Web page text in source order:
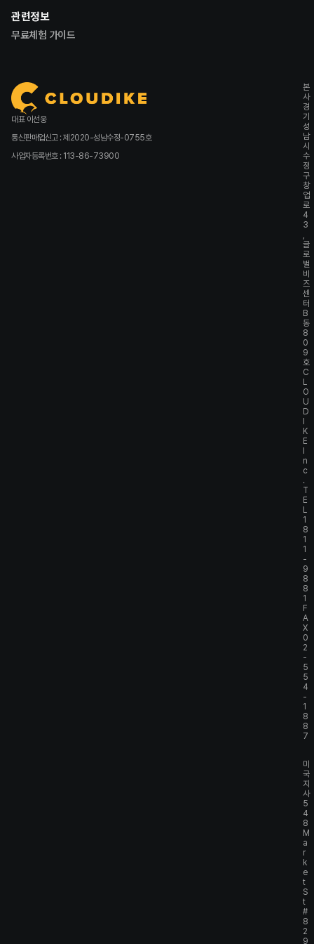
관련정보
무료체험 가이드
대표 이선웅
통신판매업신고 : 제2020-성남수정-0755호
사업자등록번호 : 113-86-73900
본
사
경
기
성
남
시
수
정
구
창
업
로
4
3
글
로
벌
비
즈
센
터
B
동
8
0
9
호
C
L
O
U
D
K
E
n
c
.
T
E
L
1
8
1
1
-
9
8
8
1
F
A
X
0
2
-
5
5
4
-
1
8
8
7
미
국
지
사
5
4
8
M
a
r
k
e
t
S
t
#
8
2
9